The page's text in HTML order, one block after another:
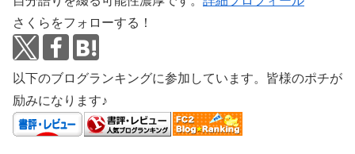
さくらをフォローする！
以下のブログランキングに参加しています。皆様のポチが
励みになります♪